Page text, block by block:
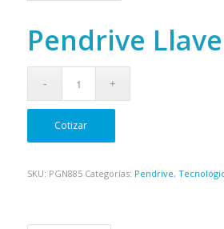
Pendrive
Cotizar
SKU: PGN885 Categorías: Pendrive,